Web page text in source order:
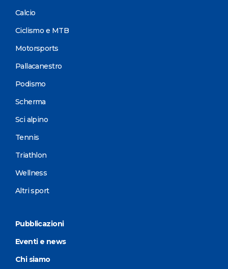
Calcio
Ciclismo e MTB
Motorsports
Pallacanestro
Podismo
Scherma
Sci alpino
Tennis
Triathlon
Wellness
Altri sport
Pubblicazioni
Eventi e news
Chi siamo